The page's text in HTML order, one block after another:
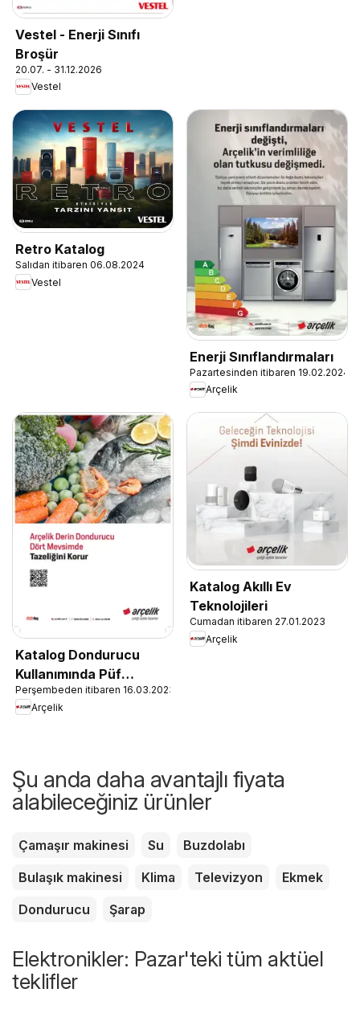
Vestel - Enerji Sınıfı
Broşür
20.07. - 31.12.2026
Vestel
Retro Katalog
Salıdan itibaren 06.08.2024
Vestel
Enerji Sınıflandırmaları
Pazartesinden itibaren 19.02.2024
Arçelik
Katalog Dondurucu
Kullanımında Püf
Noktaları
Perşembeden itibaren 16.03.2023
Arçelik
Katalog Akıllı Ev
Teknolojileri
Cumadan itibaren 27.01.2023
Arçelik
Şu anda daha avantajlı fiyata
alabileceğiniz ürünler
Çamaşır makinesi Su
Buzdolabı
Bulaşık makinesi
Klima Televizyon
Ekmek
Dondurucu
Şarap
Elektronikler: Pazar'teki tüm aktüel
teklifler